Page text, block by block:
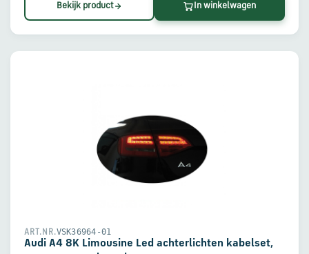
Bekijk product In winkelwagen
ART.NR.VSK36964-01
Audi A4 8K Limousine Led achterlichten kabelset,